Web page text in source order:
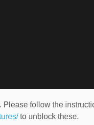
Please follow the
to unblock these.